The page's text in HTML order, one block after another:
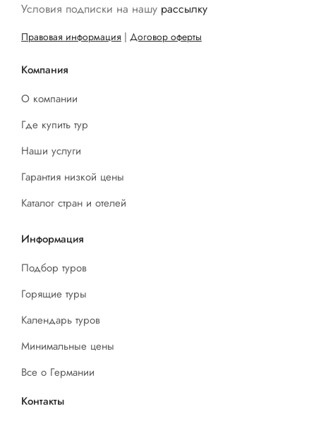
Условия подписки на нашу рассылку
Правовая информация | Договор оферты
Компания
О компании
Где купить тур
Наши услуги
Гарантия низкой цены
Каталог стран и отелей
Информация
Подбор туров
Горящие туры
Календарь туров
Минимальные цены
Все о Германии
Контакты